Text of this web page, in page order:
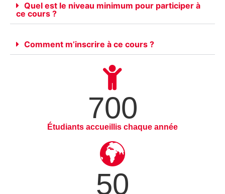
Quel est le niveau minimum pour participer à
ce cours ?
Comment m’inscrire à ce cours ?
Étudiants accueillis chaque année
700
50